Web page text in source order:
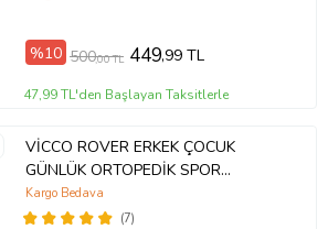
%10 500,00 TL 449,99 TL
47,99 TL'den Başlayan Taksitlerle
VİCCO ROVER ERKEK ÇOCUK
GÜNLÜK ORTOPEDİK SPOR
AYAKKABI (22-35) 23Y 346.180 PE
(Mavi)
(7)
Kargo Bedava